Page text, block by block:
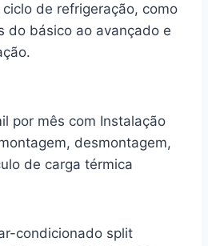
de refrigeração, como
do básico ao avançado e
por mês com Instalação
desmontagem,
de carga térmica
condicionado split